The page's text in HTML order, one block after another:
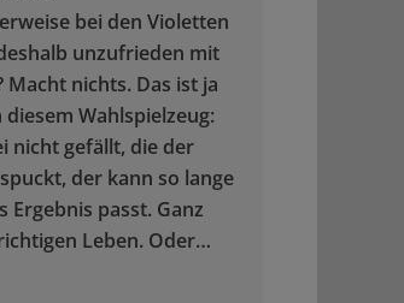
bei den Violetten
unzufrieden mit
Macht nichts. Das ist ja
diesem Wahlspielzeug:
nicht gefällt, die der
der kann so lange
Ergebnis passt. Ganz
Leben. Oder…